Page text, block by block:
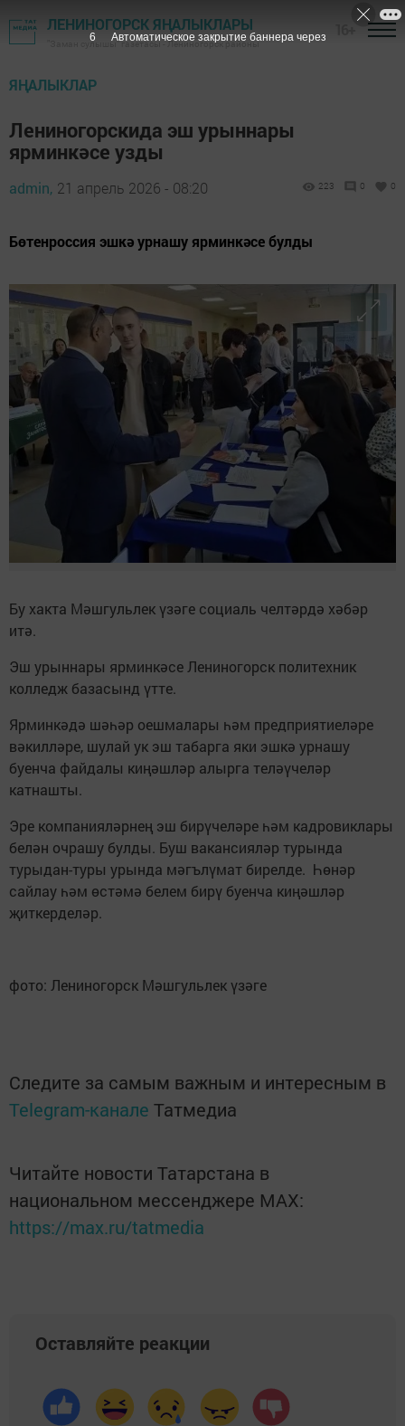
ЛЕНИНОГОРСК ЯҢАЛЫКЛАРЫ
"Заман сулышы" газетасы - Лениногорск районы
ЯҢАЛЫКЛАР
Лениногорскида эш урыннары
ярминкәсе узды
admin, 21 апрель 2026 - 08:20 223 0 0
Бөтенроссия эшкә урнашу ярминкәсе булды
Бу хакта Мәшгульлек үзәге социаль челтәрдә хәбәр
итә.
Эш урыннары ярминкәсе Лениногорск политехник
колледж базасынд үтте.
Ярминкәдә шәһәр оешмалары һәм предприятиеләре
вәкилләре, шулай ук эш табарга яки эшкә урнашу
буенча файдалы киңәшләр алырга теләүчеләр
катнашты.
Эре компанияләрнең эш бирүчеләре һәм кадровиклары
белән очрашу булды. Буш вакансияләр турында
турыдан-туры урында мәгълүмат бирелде. Һөнәр
сайлау һәм өстәмә белем бирү буенча киңәшләр
җиткерделәр.
фото: Лениногорск Мәшгульлек үзәге
Следите за самым важным и интересным в
Telegram-канале Татмедиа
Читайте новости Татарстана в
национальном мессенджере MАХ:
https://max.ru/tatmedia
Оставляйте реакции
5 Автоматическое закрытие баннера через